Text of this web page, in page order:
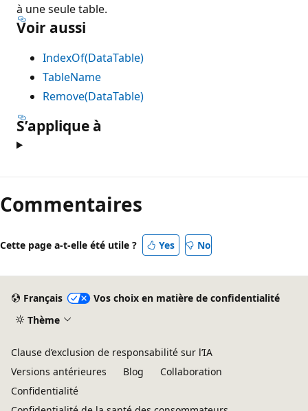
à une seule table.
Voir aussi
IndexOf(DataTable)
TableName
Remove(DataTable)
S’applique à
Commentaires
Cette page a-t-elle été utile ? Yes No
Français
Vos choix en matière de confidentialité
Thème
Clause d’exclusion de responsabilité sur l’IA
Versions antérieures
Blog
Collaboration
Confidentialité